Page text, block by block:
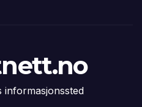
informasjonssted